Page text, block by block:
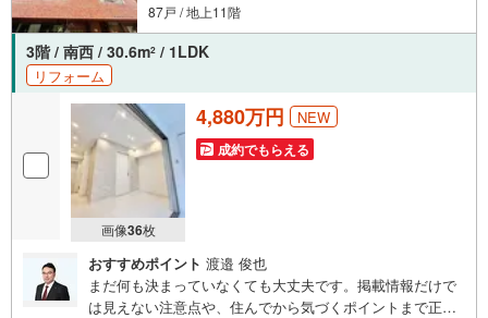
87戸 / 地上11階
3階 / 南西 / 30.6m2 / 1LDK
リフォーム
画像36枚
4,880万円 NEW
成約でもらえる
おすすめポイント 渡邉 俊也
まだ何も決まっていなくても大丈夫です。掲載情報だけで
は見えない注意点や、住んでから気づくポイントまで正直